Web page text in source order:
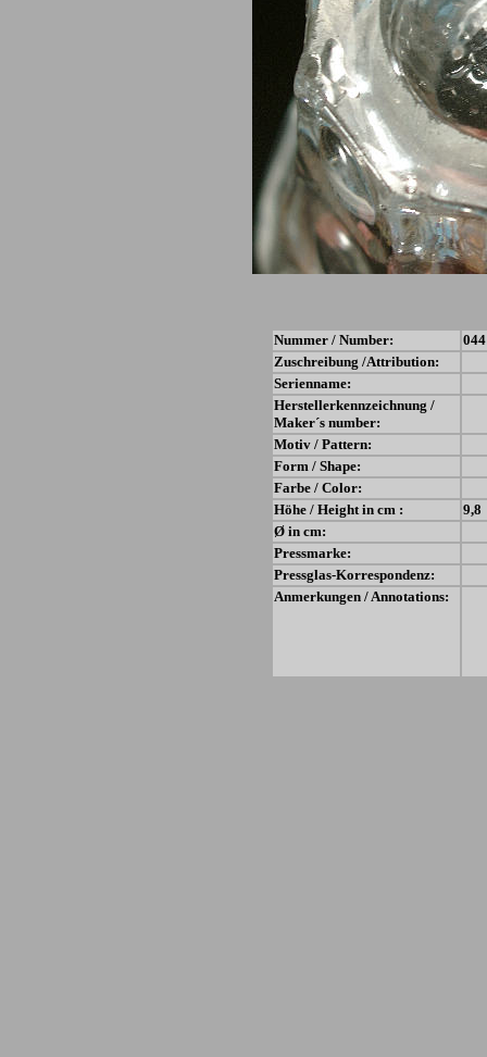
Nummer / Number:
Zuschreibung /Attribution:
Serienname:
Herstellerkennzeichnung /
Maker´s number:
Motiv / Pattern:
Form / Shape:
Farbe / Color:
Höhe / Height in cm :
9,8
Ø in cm:
Pressmarke:
Pressglas-Korrespondenz:
Anmerkungen / Annotations: